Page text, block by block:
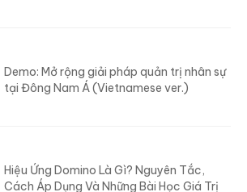
Demo: Mở rộng giải pháp quản trị nhân sự
tại Đông Nam Á (Vietnamese ver.)
Hiệu Ứng Domino Là Gì? Nguyên Tắc,
Cách Áp Dụng Và Những Bài Học Giá Trị